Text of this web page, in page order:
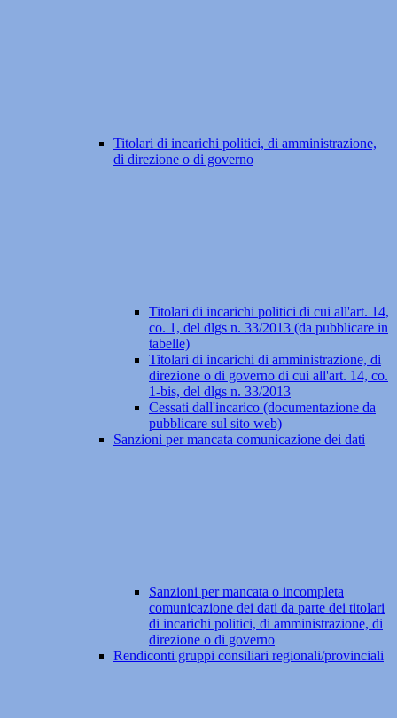
Titolari di incarichi politici, di amministrazione,
di direzione o di governo
Titolari di incarichi politici di cui all'art. 14,
co. 1, del dlgs n. 33/2013 (da pubblicare in
tabelle)
Titolari di incarichi di amministrazione, di
direzione o di governo di cui all'art. 14, co.
1-bis, del dlgs n. 33/2013
Cessati dall'incarico (documentazione da
pubblicare sul sito web)
Sanzioni per mancata comunicazione dei dati
Sanzioni per mancata o incompleta
comunicazione dei dati da parte dei titolari
di incarichi politici, di amministrazione, di
direzione o di governo
Rendiconti gruppi consiliari regionali/provinciali